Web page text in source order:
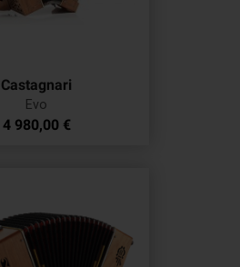
Castagnari
Evo
Prix
4 980,00 €